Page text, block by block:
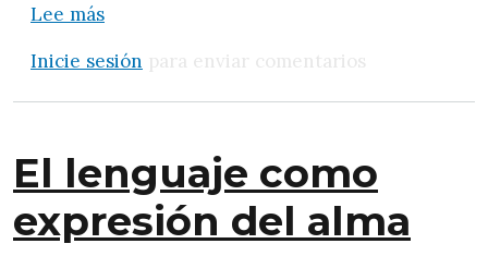
Lee mássobre La salud en emergencia
Inicie sesión para enviar comentarios
El lenguaje como
expresión del alma